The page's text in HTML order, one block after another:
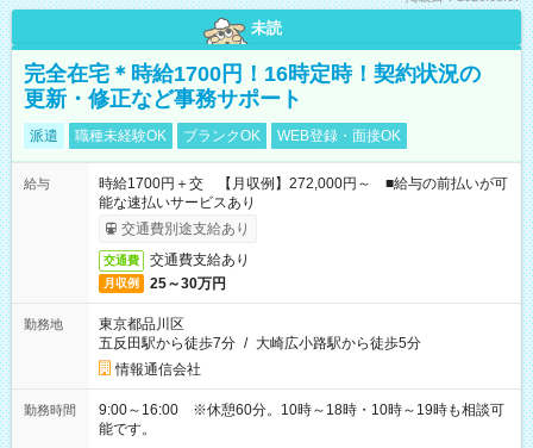
未読
完全在宅＊時給1700円！16時定時！契約状況の
更新・修正など事務サポート
派遣 職種未経験OK ブランクOK WEB登録・面接OK
給与
時給1700円＋交 【月収例】272,000円～ ■給与の前払いが可
能な速払いサービスあり
交通費別途支給あり
交通費 交通費支給あり
月収例 25～30万円
勤務地
東京都品川区
五反田駅から徒歩7分 / 大崎広小路駅から徒歩5分
情報通信会社
勤務時間
9:00～16:00 ※休憩60分。10時～18時・10時～19時も相談可
能です。